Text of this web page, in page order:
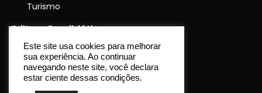
Turismo
Editora Ecodidática
Quem somos
O que publicamos
Este site usa cookies para melhorar
sua experiência. Ao continuar
navegando neste site, você declara
estar ciente dessas condições.